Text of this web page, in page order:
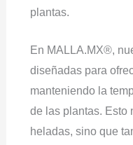
plantas.
En MALLA.MX®,
diseñadas para
manteniendo la
de las plantas. Esto
heladas, sino que